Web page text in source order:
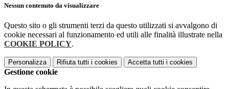
Nessun contenuto da visualizzare
Questo sito o gli strumenti terzi da questo utilizzati si avvalgono di
cookie necessari al funzionamento ed utili alle finalità illustrate nella
COOKIE POLICY.
Personalizza Rifiuta tutti i cookies Accetta tutti i cookies
Gestione cookie